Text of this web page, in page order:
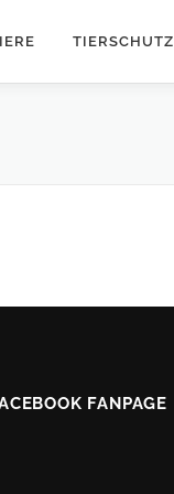
TIERSCHUTZ
FANPAGE